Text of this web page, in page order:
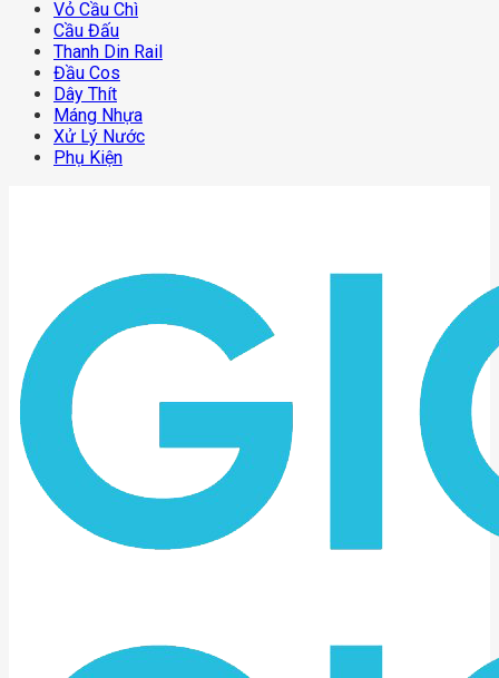
Vỏ Cầu Chì
Cầu Đấu
Thanh Din Rail
Đầu Cos
Dây Thít
Máng Nhựa
Xử Lý Nước
Phụ Kiện